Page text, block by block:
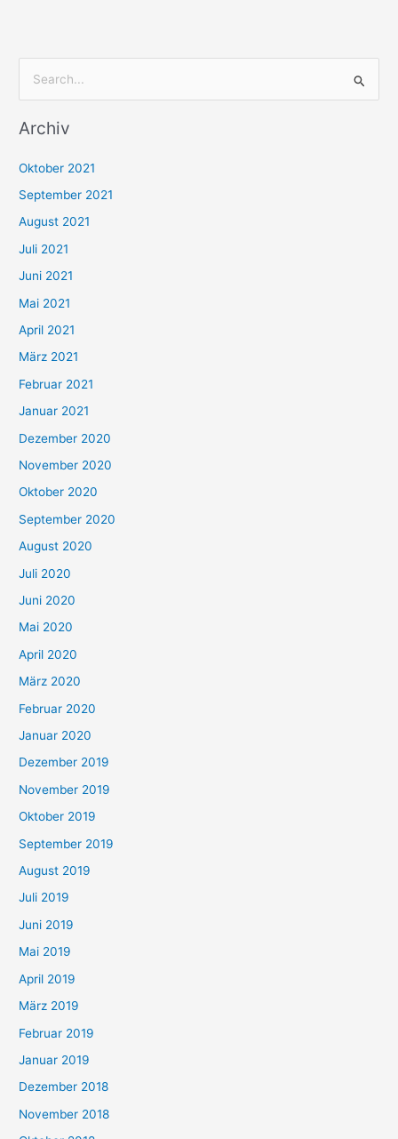
c
n
n
a
c
h
:
Archiv
Oktober 2021
September 2021
August 2021
Juli 2021
Juni 2021
Mai 2021
April 2021
März 2021
Februar 2021
Januar 2021
Dezember 2020
November 2020
Oktober 2020
September 2020
August 2020
Juli 2020
Juni 2020
Mai 2020
April 2020
März 2020
Februar 2020
Januar 2020
Dezember 2019
November 2019
Oktober 2019
September 2019
August 2019
Juli 2019
Juni 2019
Mai 2019
April 2019
März 2019
Februar 2019
Januar 2019
Dezember 2018
November 2018